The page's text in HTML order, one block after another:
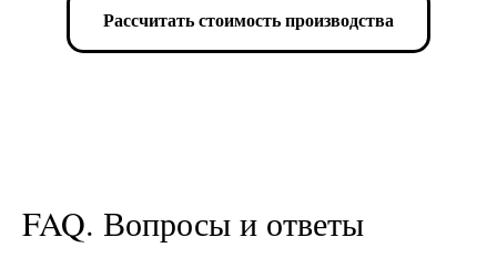
Рассчитать стоимость производства
FAQ. Вопросы и ответы